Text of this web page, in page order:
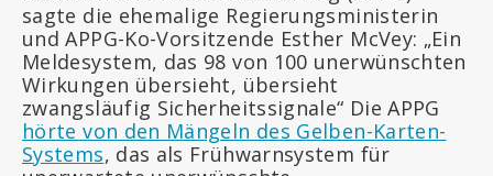
sagte die ehemalige Regierungsministerin
und APPG-Ko-Vorsitzende Esther McVey: „Ein
Meldesystem, das 98 von 100 unerwünschten
Wirkungen übersieht, übersieht
zwangsläufig Sicherheitssignale“ Die APPG
hörte von den Mängeln des Gelben-Karten-
Systems, das als Frühwarnsystem für